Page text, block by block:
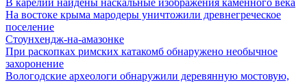
На востоке крыма мародеры уничтожили древнегреческое
поселение
Стоунхендж-на-амазонке
При раскопках римских катакомб обнаружено необычное
захоронение
Вологодские археологи обнаружили деревянную мостовую,